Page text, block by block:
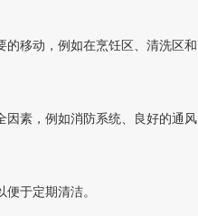
的移动，例如在烹饪区、清洗区和
因素，例如消防系统、良好的通风
于定期清洁。